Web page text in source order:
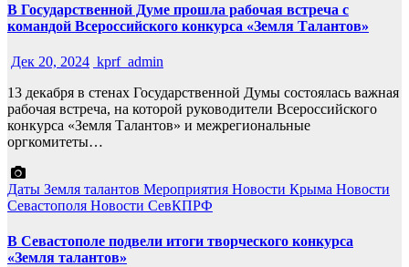
В Государственной Думе прошла рабочая встреча с
командой Всероссийского конкурса «Земля Талантов»
Дек 20, 2024 kprf_admin
13 декабря в стенах Государственной Думы состоялась важная
рабочая встреча, на которой руководители Всероссийского
конкурса «Земля Талантов» и межрегиональные
оргкомитеты…
Даты Земля талантов Мероприятия Новости Крыма Новости
Севастополя Новости СевКПРФ
В Севастополе подвели итоги творческого конкурса
«Земля талантов»